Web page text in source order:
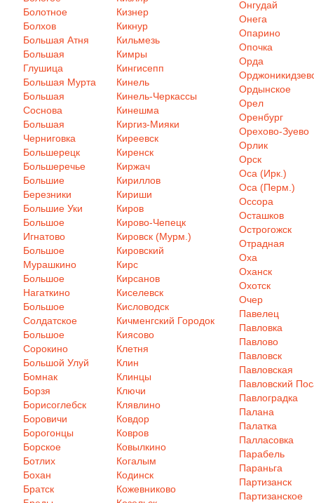
Болотное
Болхов
Большая Атня
Большая
Глушица
Большая Мурта
Большая
Соснова
Большая
Черниговка
Большерецк
Большеречье
Большие
Березники
Большие Уки
Большое
Игнатово
Большое
Мурашкино
Большое
Нагаткино
Большое
Солдатское
Большое
Сорокино
Большой Улуй
Бомнак
Борзя
Борисоглебск
Боровичи
Борогонцы
Борское
Ботлих
Бохан
Братск
Кизнер
Кикнур
Кильмезь
Кимры
Кингисепп
Кинель
Кинель-Черкассы
Кинешма
Киргиз-Мияки
Киреевск
Киренск
Киржач
Кириллов
Кириши
Киров
Кирово-Чепецк
Кировск (Мурм.)
Кировский
Кирс
Кирсанов
Киселевск
Кисловодск
Кичменгский Городок
Киясово
Клетня
Клин
Клинцы
Ключи
Клявлино
Ковдор
Ковров
Ковылкино
Когалым
Кодинск
Кожевниково
Онгудай
Онега
Опарино
Опочка
Орда
Ордынское
Орел
Оренбург
Орехово-Зуево
Орлик
Орск
Оса (Ирк.)
Оса (Перм.)
Оссора
Осташков
Острогожск
Отрадная
Оха
Оханск
Охотск
Очер
Павелец
Павловка
Павлово
Павловск
Павловская
Павловский
Павлоградка
Палана
Палатка
Палласовка
Парабель
Параньга
Партизанск
Партизанское